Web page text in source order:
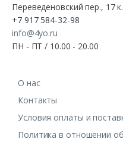
Переведеновский пер., 17
+7 917 584-32-98
info@4yo.ru
ПН - ПТ / 10.00 - 20.00
О нас
Контакты
Условия оплаты и
Политика в отношении